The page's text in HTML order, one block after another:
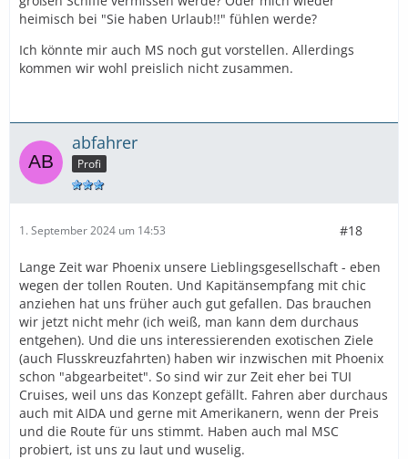
heimisch bei "Sie haben Urlaub!!" fühlen werde?
Ich könnte mir auch MS noch gut vorstellen. Allerdings
kommen wir wohl preislich nicht zusammen.
abfahrer
Profi
1. September 2024 um 14:53 #18
Lange Zeit war Phoenix unsere Lieblingsgesellschaft - eben
wegen der tollen Routen. Und Kapitänsempfang mit chic
anziehen hat uns früher auch gut gefallen. Das brauchen
wir jetzt nicht mehr (ich weiß, man kann dem durchaus
entgehen). Und die uns interessierenden exotischen Ziele
(auch Flusskreuzfahrten) haben wir inzwischen mit Phoenix
schon "abgearbeitet". So sind wir zur Zeit eher bei TUI
Cruises, weil uns das Konzept gefällt. Fahren aber durchaus
auch mit AIDA und gerne mit Amerikanern, wenn der Preis
und die Route für uns stimmt. Haben auch mal MSC
probiert, ist uns zu laut und wuselig.